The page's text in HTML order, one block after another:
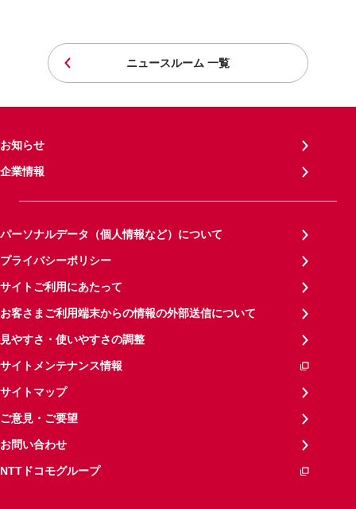
ニュースルーム 一覧
お知らせ
企業情報
パーソナルデータ（個人情報など）について
プライバシーポリシー
サイトご利用にあたって
お客さまご利用端末からの情報の外部送信について
見やすさ・使いやすさの調整
サイトメンテナンス情報
サイトマップ
ご意見・ご要望
お問い合わせ
NTTドコモグループ